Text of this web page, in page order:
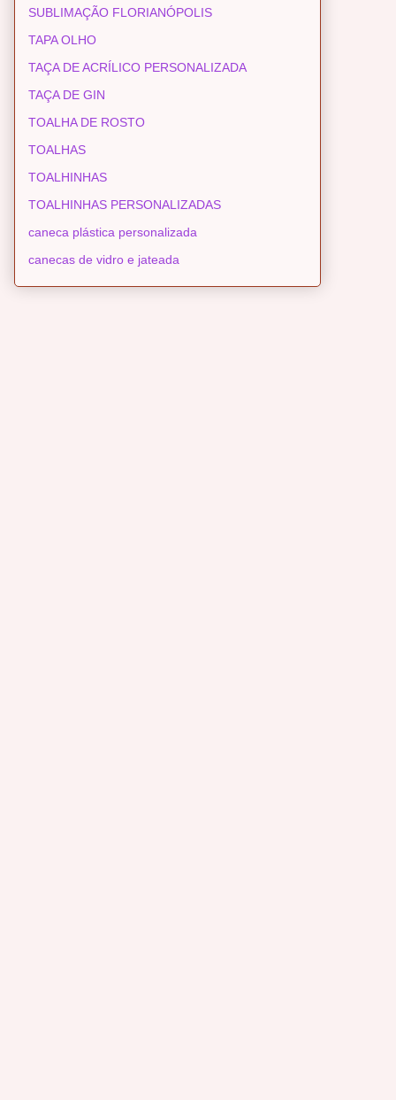
SUBLIMAÇÃO FLORIANÓPOLIS
TAPA OLHO
TAÇA DE ACRÍLICO PERSONALIZADA
TAÇA DE GIN
TOALHA DE ROSTO
TOALHAS
TOALHINHAS
TOALHINHAS PERSONALIZADAS
caneca plástica personalizada
canecas de vidro e jateada